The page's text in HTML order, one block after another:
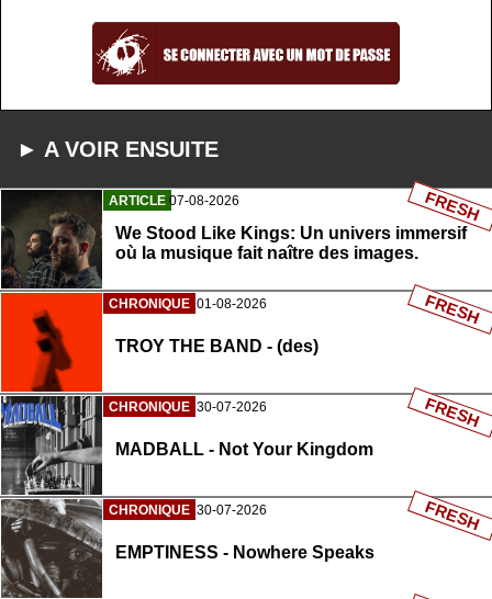
► A VOIR ENSUITE
ARTICLE 07-08-2026
We Stood Like Kings: Un univers immersif
où la musique fait naître des images.
FRESH
CHRONIQUE 01-08-2026
TROY THE BAND - (des)
FRESH
CHRONIQUE 30-07-2026
MADBALL - Not Your Kingdom
FRESH
CHRONIQUE 30-07-2026
EMPTINESS - Nowhere Speaks
FRESH